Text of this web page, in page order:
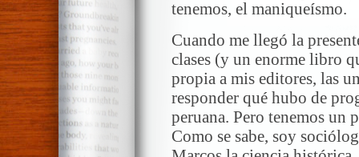
tenemos, el maniqueísmo.
Cuando me llegó la
clases (y un enorme libro
propia a mis editores, las
responder qué hubo de
peruana. Pero tenemos un
Como se sabe, soy